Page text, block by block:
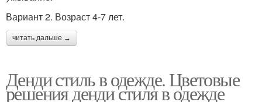
Вариант 2. Возраст 4-7 лет.
читать дальше →
Денди стиль в одежде. Цветовые
решения денди стиля в одежде